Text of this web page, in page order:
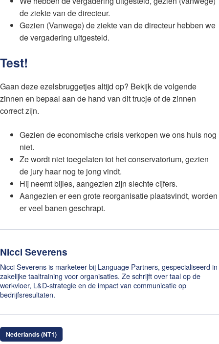
de ziekte van de directeur.
Gezien (Vanwege) de ziekte van de directeur hebben we
de vergadering uitgesteld.
Test!
Gaan deze ezelsbruggetjes altijd op? Bekijk de volgende
zinnen en bepaal aan de hand van dit trucje of de zinnen
correct zijn.
Gezien de economische crisis verkopen we ons huis nog
niet.
Ze wordt niet toegelaten tot het conservatorium, gezien
de jury haar nog te jong vindt.
Hij neemt bijles, aangezien zijn slechte cijfers.
Aangezien er een grote reorganisatie plaatsvindt, worden
er veel banen geschrapt.
Nicci Severens
Nicci Severens is marketeer bij Language Partners, gespecialiseerd in
zakelijke taaltraining voor organisaties. Ze schrijft over taal op de
werkvloer, L&D-strategie en de impact van communicatie op
bedrijfsresultaten.
Nederlands (NT1)